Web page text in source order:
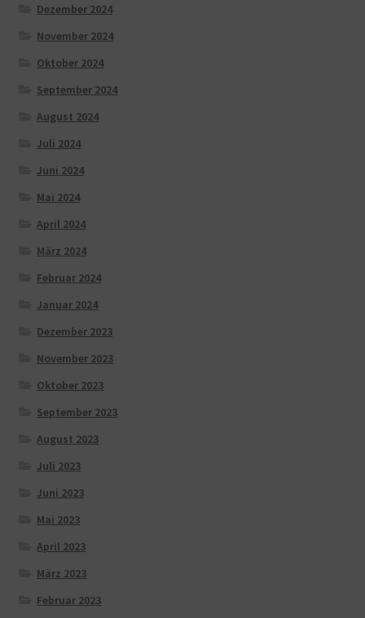
Dezember 2024
November 2024
Oktober 2024
September 2024
August 2024
Juli 2024
Juni 2024
Mai 2024
April 2024
März 2024
Februar 2024
Januar 2024
Dezember 2023
November 2023
Oktober 2023
September 2023
August 2023
Juli 2023
Juni 2023
Mai 2023
April 2023
März 2023
Februar 2023